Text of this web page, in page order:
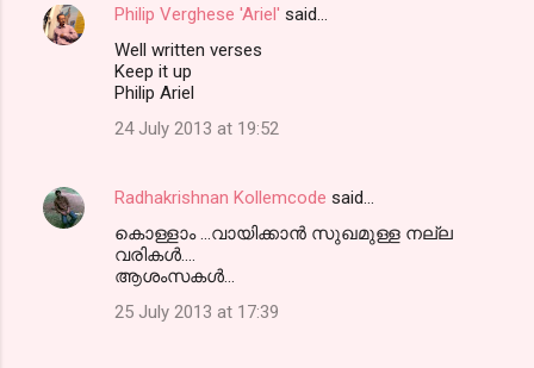
Philip Verghese 'Ariel' said…
Well written verses
Keep it up
Philip Ariel
24 July 2013 at 19:52
Radhakrishnan Kollemcode said…
കൊള്ളാം ...വായിക്കാന്‍ സുഖമുള്ള നല്ല
വരികള്‍....
ആശംസകള്‍...
25 July 2013 at 17:39